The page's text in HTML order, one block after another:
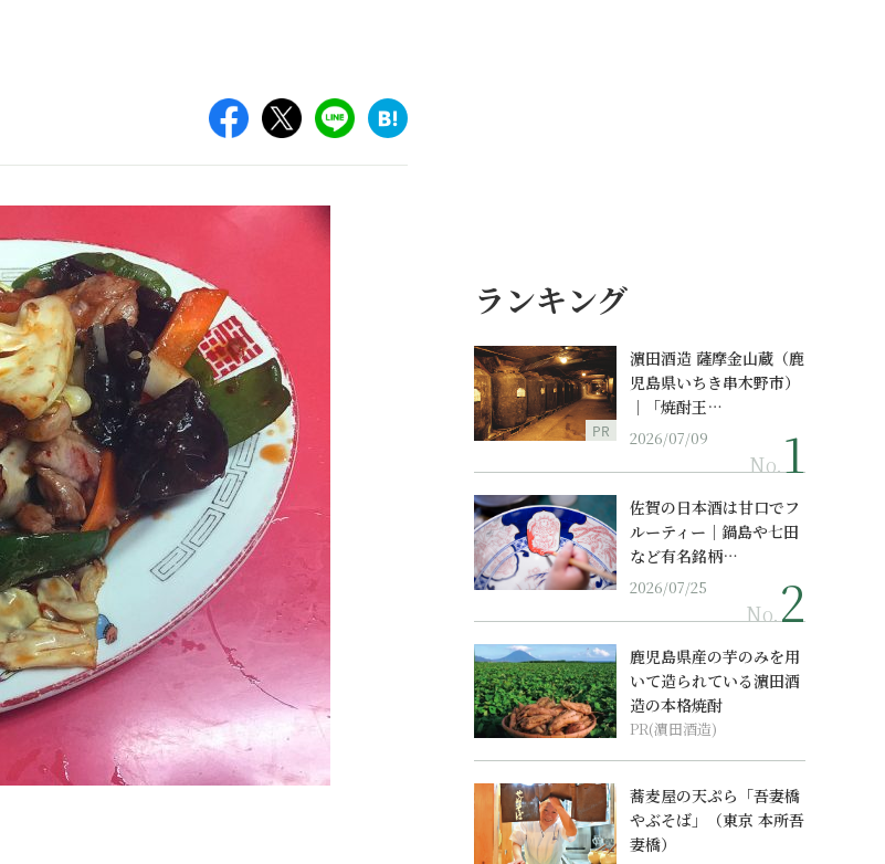
ランキング
PR
濵田酒造 薩摩金山蔵（鹿
児島県いちき串木野市）
｜「焼酎王…
2026/07/09
No.
佐賀の日本酒は甘口でフ
ルーティー｜鍋島や七田
など有名銘柄…
2026/07/25
No.
鹿児島県産の芋のみを用
いて造られている濵田酒
造の本格焼酎
PR(濵田酒造)
蕎麦屋の天ぷら「吾妻橋
やぶそば」（東京 本所吾
妻橋）